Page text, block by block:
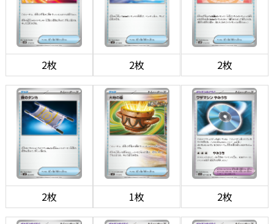
2枚 2枚 2枚
2枚 1枚 2枚